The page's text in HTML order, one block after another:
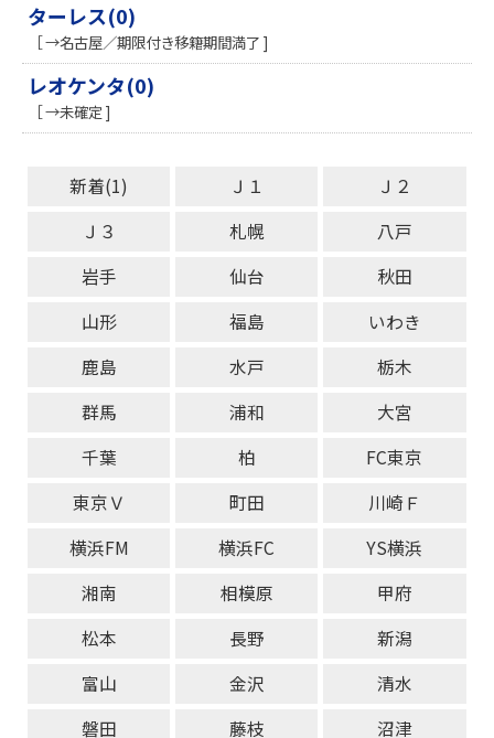
ターレス(0)
［ →名古屋／期限付き移籍期間満了 ]
レオケンタ(0)
［ →未確定 ]
新着(1) Ｊ１
Ｊ２
Ｊ３
札幌
八戸
岩手
仙台
秋田
山形
福島
いわき
鹿島
水戸
栃木
群馬
浦和
大宮
千葉
柏
FC東京
東京Ｖ
町田
川崎Ｆ
横浜FM
横浜FC
YS横浜
湘南
相模原
甲府
松本
長野
新潟
富山
金沢
清水
磐田
藤枝
沼津